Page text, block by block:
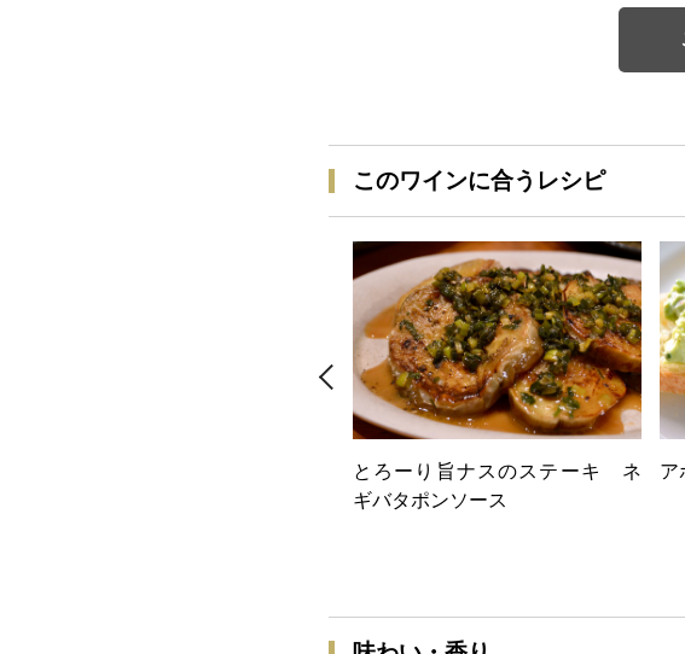
このワインに合うレシピ
とろーり旨ナスのステーキ ネ
ギバタポンソース
ア